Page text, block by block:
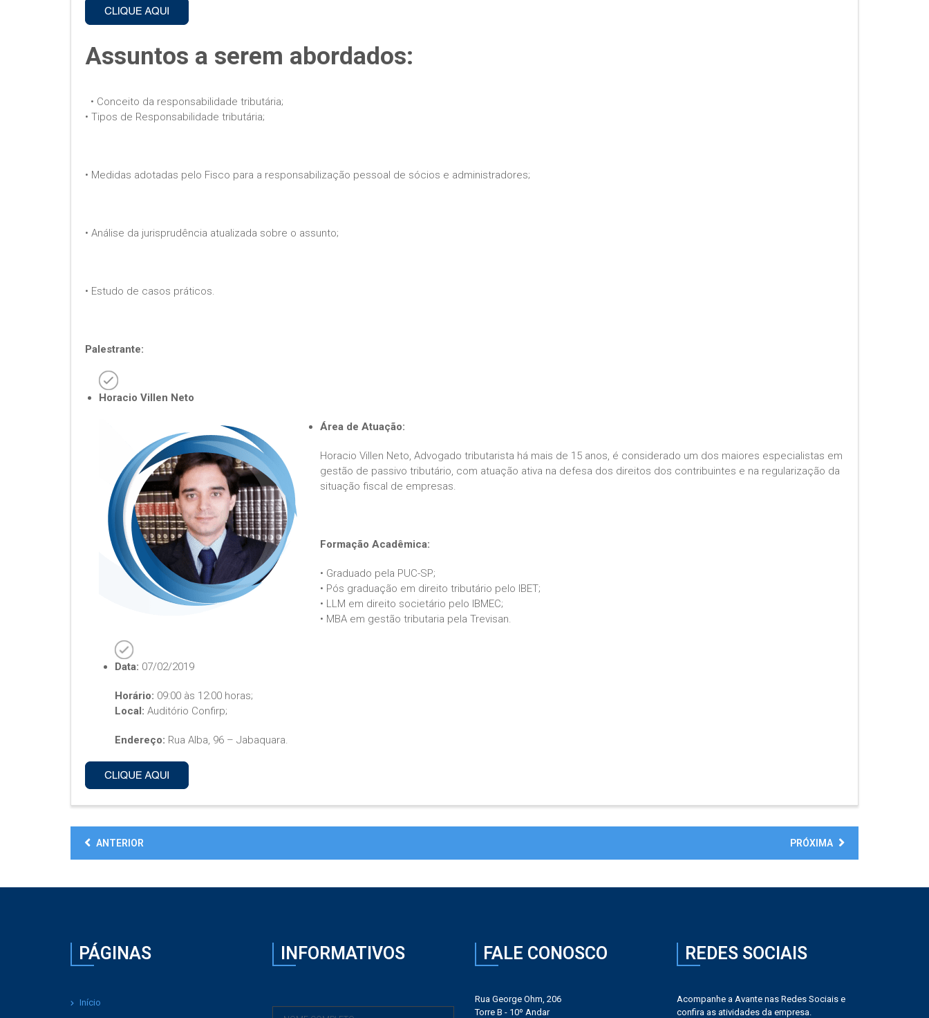
Assuntos a serem abordados:
• Conceito da responsabilidade tributária;
• Tipos de Responsabilidade tributária;
• Medidas adotadas pelo Fisco para a responsabilização pessoal de sócios e administradores;
• Análise da jurisprudência atualizada sobre o assunto;
• Estudo de casos práticos.
Palestrante:
Horacio Villen Neto
Área de Atuação:
Horacio Villen Neto, Advogado tributarista há mais de 15 anos, é considerado um dos maiores especialistas em
gestão de passivo tributário, com atuação ativa na defesa dos direitos dos contribuintes e na regularização da
situação fiscal de empresas.
Formação Acadêmica:
• Graduado pela PUC-SP;
• Pós graduação em direito tributário pelo IBET;
• LLM em direito societário pelo IBMEC;
• MBA em gestão tributaria pela Trevisan.
Data: 07/02/2019
Horário: 09:00 às 12:00 horas;
Local: Auditório Confirp;
Endereço: Rua Alba, 96 – Jabaquara.
ANTERIOR PRÓXIMA
PÁGINAS
Início
INFORMATIVOS FALE CONOSCO
Rua George Ohm, 206
Torre B - 10º Andar
REDES SOCIAIS
Acompanhe a Avante nas Redes Sociais e
confira as atividades da empresa.